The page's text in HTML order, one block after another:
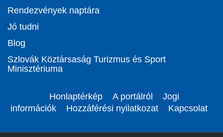
Rendezvények naptára
Jó tudni
Blog
Szlovák Köztársaság Turizmus és Sport
Minisztériuma
Honlaptérkép A portálról
Jogi
információk
Hozzáférési nyilatkozat Kapcsolat